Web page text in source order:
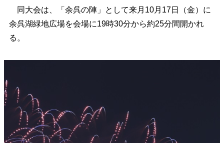
同大会は、「余呉の陣」として来月10月17日（金）に
余呉湖緑地広場を会場に19時30分から約25分間開かれ
る。